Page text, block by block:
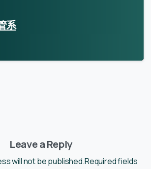
系
Leave a Reply
will not be published.Required fields